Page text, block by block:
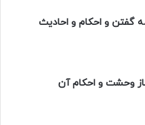
گفتن و احکام و احادیث
وحشت و احکام آن